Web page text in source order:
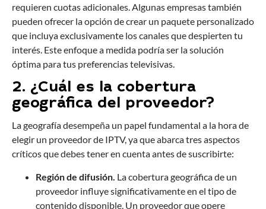
requieren cuotas adicionales. Algunas empresas también
pueden ofrecer la opción de crear un paquete personalizado
que incluya exclusivamente los canales que despierten tu
interés. Este enfoque a medida podría ser la solución
óptima para tus preferencias televisivas.
2. ¿Cuál es la cobertura
geográfica del proveedor?
La geografía desempeña un papel fundamental a la hora de
elegir un proveedor de IPTV, ya que abarca tres aspectos
críticos que debes tener en cuenta antes de suscribirte:
Región de difusión. La cobertura geográfica de un
proveedor influye significativamente en el tipo de
contenido disponible. Un proveedor que opere